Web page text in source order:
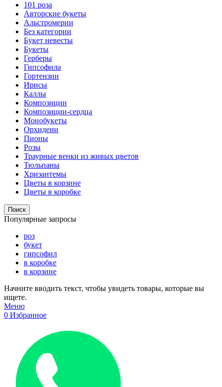
101 роза
Авторские букеты
Альстромерии
Без категории
Букет невесты
Букеты
Герберы
Гипсофила
Гортензии
Ирисы
Каллы
Композиции
Композиции-сердца
Монобукеты
Орхидеии
Пионы
Розы
Траурные венки из живых цветов
Тюльпаны
Хризантемы
Цветы в корзине
Цветы в коробке
Поиск
Популярные запросы
роз
букет
гипсофил
в коробке
в корзине
Начните вводить текст, чтобы увидеть товары, которые вы
ищете.
Меню
0 Избранное